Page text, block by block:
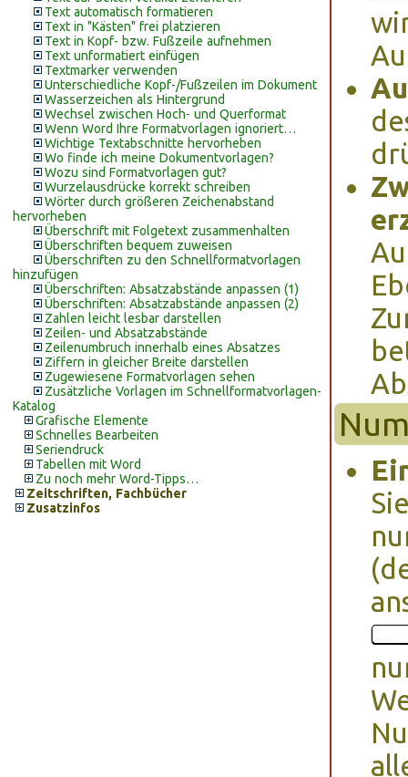
Text automatisch formatieren
Text in "Kästen" frei platzieren
Text in Kopf- bzw. Fußzeile aufnehmen
Text unformatiert einfügen
Textmarker verwenden
Unterschiedliche Kopf-/Fußzeilen im Dokument
Wasserzeichen als Hintergrund
Wechsel zwischen Hoch- und Querformat
Wenn Word Ihre Formatvorlagen ignoriert…
Wichtige Textabschnitte hervorheben
Wo finde ich meine Dokumentvorlagen?
Wozu sind Formatvorlagen gut?
Wurzelausdrücke korrekt schreiben
Wörter durch größeren Zeichenabstand
hervorheben
Überschrift mit Folgetext zusammenhalten
Überschriften bequem zuweisen
Überschriften zu den Schnellformatvorlagen
hinzufügen
Überschriften: Absatzabstände anpassen (1)
Überschriften: Absatzabstände anpassen (2)
Zahlen leicht lesbar darstellen
Zeilen- und Absatzabstände
Zeilenumbruch innerhalb eines Absatzes
Ziffern in gleicher Breite darstellen
Zugewiesene Formatvorlagen sehen
Zusätzliche Vorlagen im Schnellformatvorlagen-
Katalog
Grafische Elemente
Schnelles Bearbeiten
Seriendruck
Tabellen mit Word
Zu noch mehr Word-Tipps…
Zeitschriften, Fachbücher
Zusatzinfos